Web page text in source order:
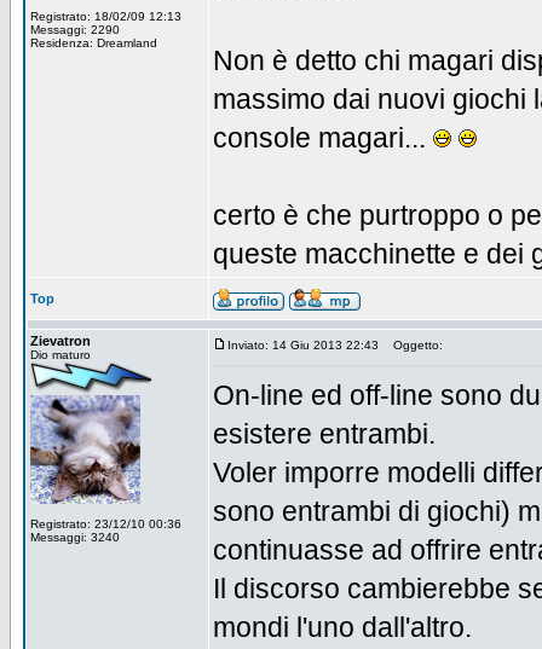
Registrato: 18/02/09 12:13
Messaggi: 2290
Residenza: Dreamland
Non è detto chi magari
massimo dai nuovi giochi
console magari...
certo è che purtroppo o
queste macchinette e dei
Top
Zievatron
Dio maturo
Registrato: 23/12/10 00:36
Messaggi: 3240
Inviato: 14 Giu 2013 22:43 Oggetto:
On-line ed off-line sono
esistere entrambi.
Voler imporre modelli
sono entrambi di giochi)
continuasse ad offrire
Il discorso cambierebbe
mondi l'uno dall'altro.